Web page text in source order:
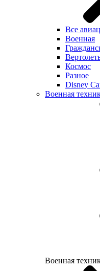
Все
Военная
Космос
Разное
Disney
Военная
Военная